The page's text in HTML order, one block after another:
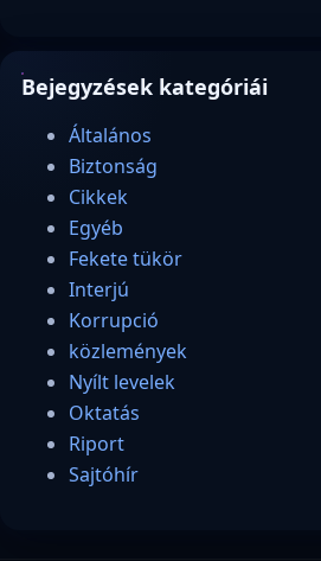
Bejegyzések kategóriái
Általános
Biztonság
Cikkek
Egyéb
Fekete tükör
Interjú
Korrupció
közlemények
Nyílt levelek
Oktatás
Riport
Sajtóhír